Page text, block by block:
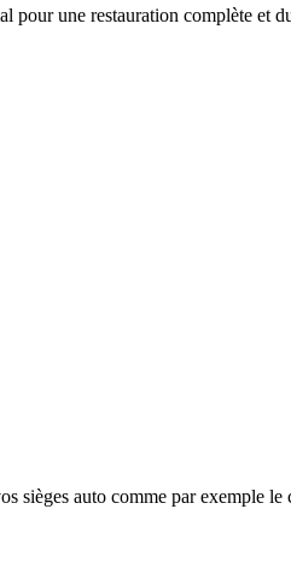
pour une restauration complète et
sièges auto comme par exemple